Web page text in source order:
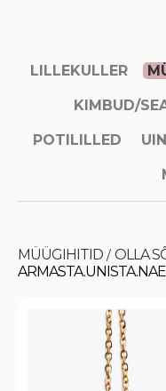
LILLEKULLER
KIMBUD/
POTILILLED
MÜÜGIHITID / OLLA